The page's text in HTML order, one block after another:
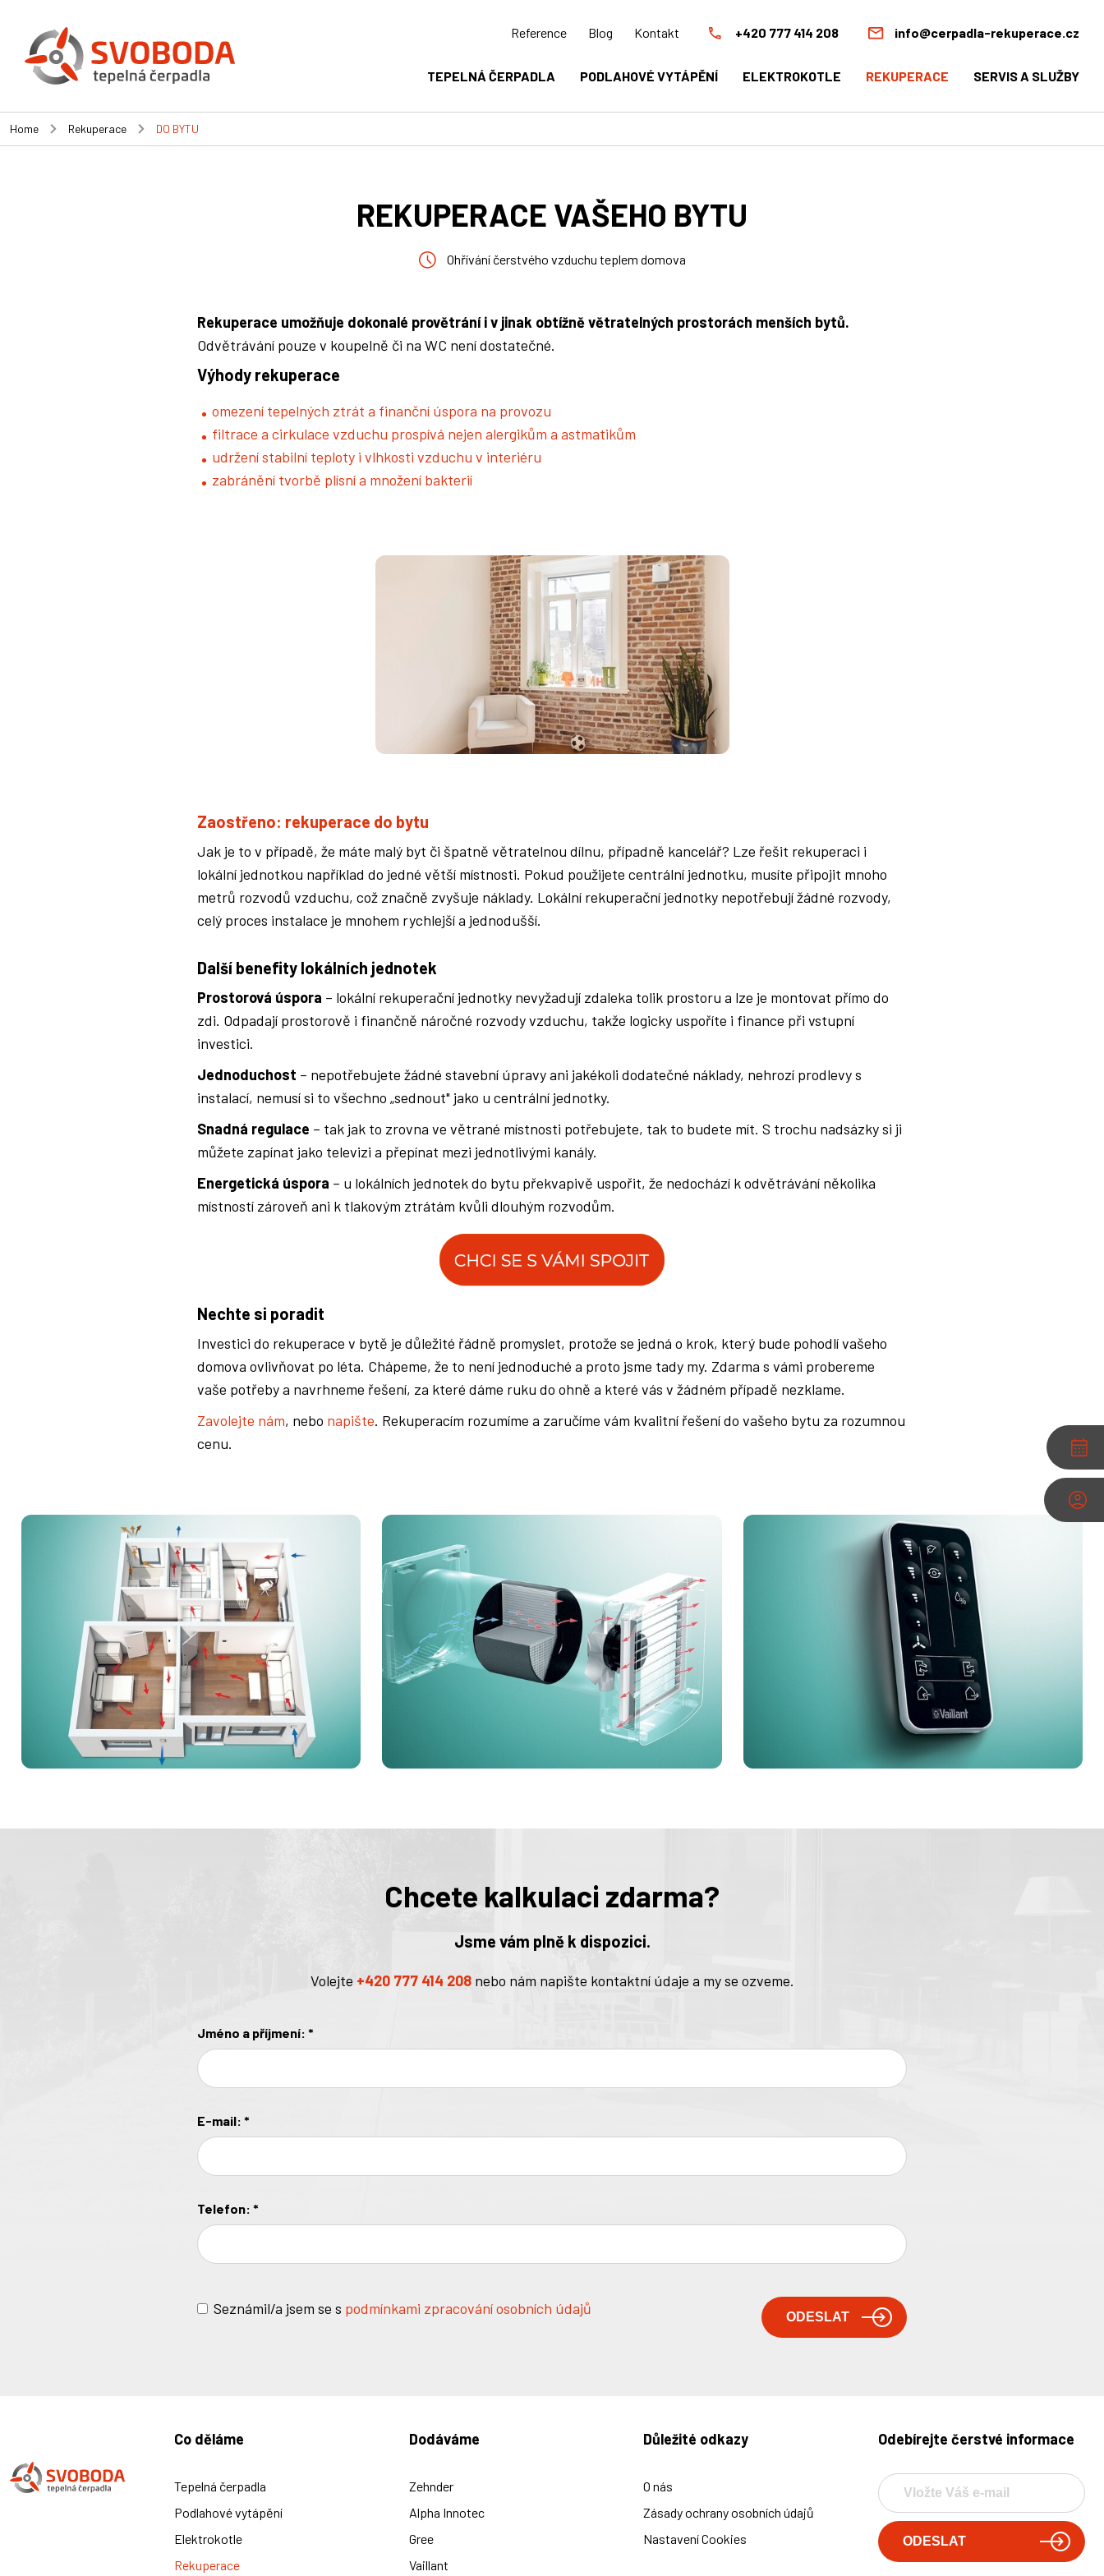
info@cerpadla-rekuperace.cz
+420 777 414 208
Reference Blog Kontakt
TEPELNÁ ČERPADLA PODLAHOVÉ VYTÁPĚNÍ ELEKTROKOTLE REKUPERACE SERVIS A SLUŽBY
Home Rekuperace DO BYTU
REKUPERACE VAŠEHO BYTU
Ohřívání čerstvého vzduchu teplem domova
Rekuperace umožňuje dokonalé provětrání i v jinak obtížně větratelných prostorách menších bytů.
Odvětrávání pouze v koupelně či na WC není dostatečné.
Výhody rekuperace
omezení tepelných ztrát a finanční úspora na provozu
filtrace a cirkulace vzduchu prospívá nejen alergikům a astmatikům
udržení stabilní teploty i vlhkosti vzduchu v interiéru
zabránění tvorbě plísní a množení bakterií
Zaostřeno: rekuperace do bytu
Jak je to v případě, že máte malý byt či špatně větratelnou dílnu, případně kancelář? Lze řešit rekuperaci i
lokální jednotkou například do jedné větší místnosti. Pokud použijete centrální jednotku, musíte připojit mnoho
metrů rozvodů vzduchu, což značně zvyšuje náklady. Lokální rekuperační jednotky nepotřebují žádné rozvody,
celý proces instalace je mnohem rychlejší a jednodušší.
Další benefity lokálních jednotek
Prostorová úspora – lokální rekuperační jednotky nevyžadují zdaleka tolik prostoru a lze je montovat přímo do
zdi. Odpadají prostorově i finančně náročné rozvody vzduchu, takže logicky uspoříte i finance při vstupní
investici.
Jednoduchost – nepotřebujete žádné stavební úpravy ani jakékoli dodatečné náklady, nehrozí prodlevy s
instalací, nemusí si to všechno „sednout" jako u centrální jednotky.
Snadná regulace – tak jak to zrovna ve větrané místnosti potřebujete, tak to budete mít. S trochu nadsázky si ji
můžete zapínat jako televizi a přepínat mezi jednotlivými kanály.
Energetická úspora – u lokálních jednotek do bytu překvapivě uspořit, že nedochází k odvětrávání několika
místností zároveň ani k tlakovým ztrátám kvůli dlouhým rozvodům.
Nechte si poradit
Investici do rekuperace v bytě je důležité řádně promyslet, protože se jedná o krok, který bude pohodlí vašeho
domova ovlivňovat po léta. Chápeme, že to není jednoduché a proto jsme tady my. Zdarma s vámi probereme
vaše potřeby a navrhneme řešení, za které dáme ruku do ohně a které vás v žádném případě nezklame.
Zavolejte nám, nebo napište. Rekuperacím rozumíme a zaručíme vám kvalitní řešení do vašeho bytu za rozumnou
cenu.
Chcete kalkulaci zdarma?
Jsme vám plně k dispozici.
Volejte +420 777 414 208nebo nám napište kontaktní údaje a my se ozveme.
Jméno a příjmení: *
E-mail: *
Telefon: *
Seznámil/a jsem se s podmínkami zpracování osobních údajů
Co děláme
Tepelná čerpadla
Podlahové vytápění
Elektrokotle
Rekuperace
Dodáváme
Zehnder
Alpha Innotec
Gree
Vaillant
Důležité odkazy
O nás
Zásady ochrany osobních údajů
Nastavení Cookies
Odebírejte čerstvé informace